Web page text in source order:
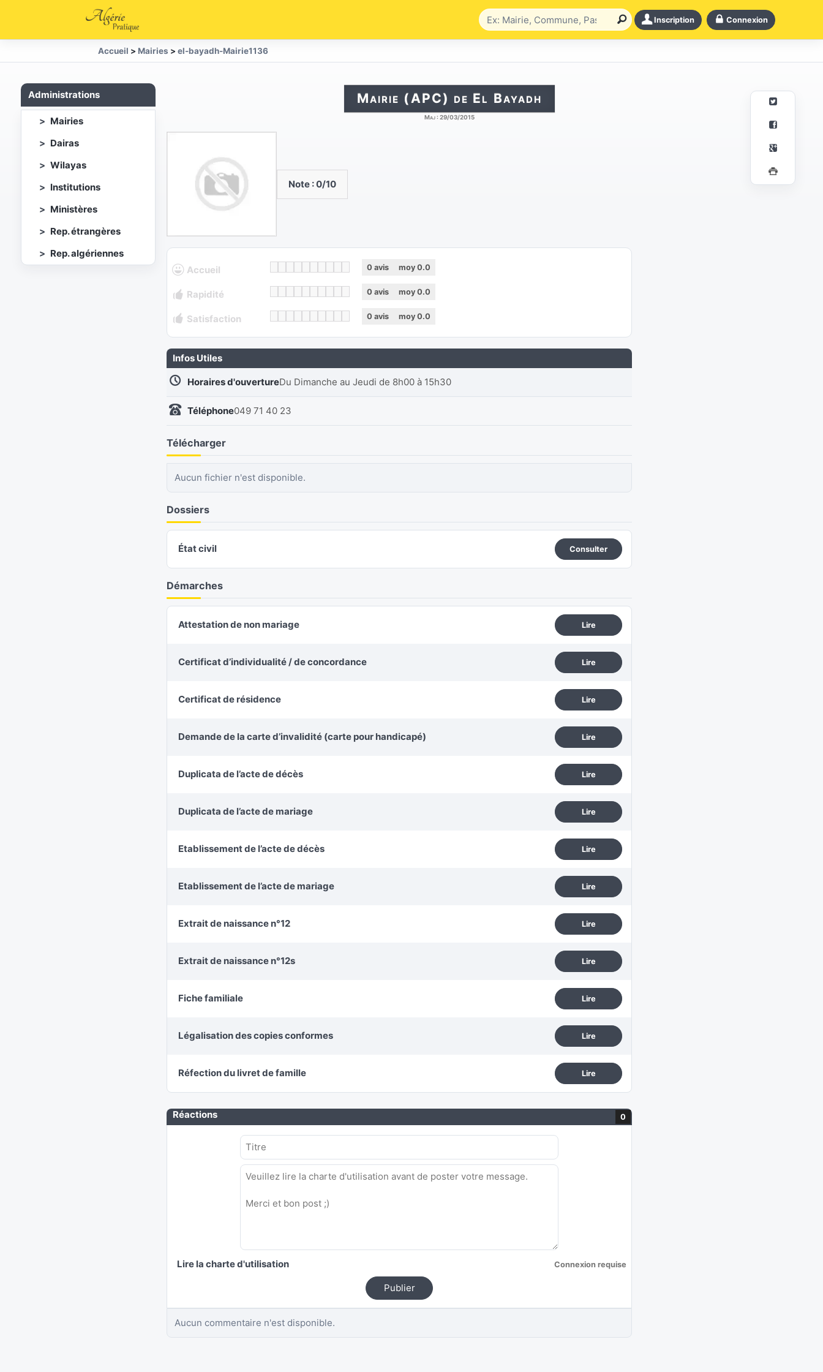
Inscription Connexion
Accueil > Mairies > el-bayadh-Mairie1136
Administrations
Mairies
Dairas
Wilayas
Institutions
Ministères
Rep. étrangères
Rep. algériennes
Mairie (APC) de El Bayadh
Maj : 29/03/2015
Note :0/10
Accueil 0 avis moy 0.0
Rapidité 0 avis moy 0.0
Satisfaction 0 avis moy 0.0
Infos Utiles
Horaires d'ouvertureDu Dimanche au Jeudi de 8h00 à 15h30
Téléphone049 71 40 23
Télécharger
Aucun fichier n'est disponible.
Dossiers
État civil Consulter
Démarches
Attestation de non mariage Lire
Certificat d’individualité / de concordance Lire
Certificat de résidence Lire
Demande de la carte d’invalidité (carte pour handicapé) Lire
Duplicata de l’acte de décès Lire
Duplicata de l’acte de mariage Lire
Etablissement de l’acte de décès Lire
Etablissement de l’acte de mariage Lire
Extrait de naissance n°12 Lire
Extrait de naissance n°12s Lire
Fiche familiale Lire
Légalisation des copies conformes Lire
Réfection du livret de famille Lire
Réactions 0
Lire la charte d'utilisation Connexion requise
Publier
Aucun commentaire n'est disponible.